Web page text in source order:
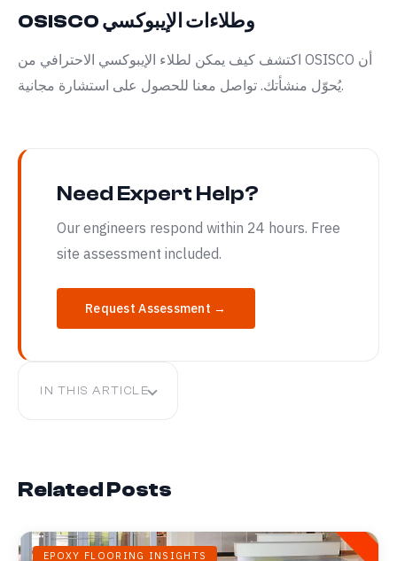
OSISCO وطلاءات الإيبوكسي
اكتشف كيف يمكن لطلاء الإيبوكسي الاحترافي من OSISCO أن
يُحوّل منشأتك. تواصل معنا للحصول على استشارة مجانية.
Need Expert Help?
Our engineers respond within 24 hours. Free
site assessment included.
Request Assessment →
IN THIS ARTICLE
Related Posts
EPOXY FLOORING INSIGHTS